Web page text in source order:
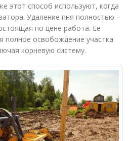
этот способ используют, когда
Удаление пня полностью –
по цене работа. Ее
полное освобождение участка
корневую систему.